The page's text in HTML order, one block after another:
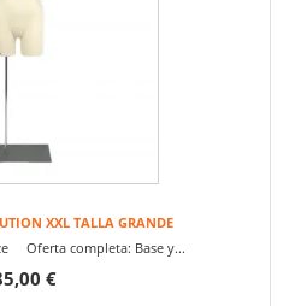
XXL TALLA GRANDE
Oferta completa: Base y...
€